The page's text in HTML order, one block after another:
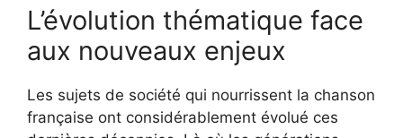
L’évolution thématique face
aux nouveaux enjeux
Les sujets de société qui nourrissent la chanson
française ont considérablement évolué ces